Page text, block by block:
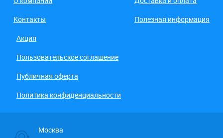
Контакты
Полезная информация
Акция
Пользовательское соглашение
Публичная оферта
Политика конфиденциальности
Москва